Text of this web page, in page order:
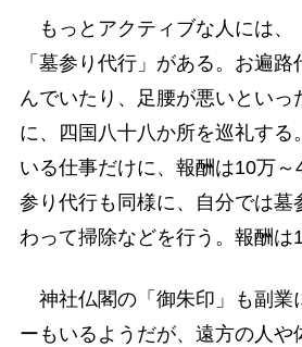
もっとアクティブな人には、
「墓参り代行」がある。お遍
んでいたり、足腰が悪いといっ
に、四国八十八か所を巡礼する
いる仕事だけに、報酬は10万
参り代行も同様に、自分では墓
わって掃除などを行う。報酬は
神社仏閣の「御朱印」も副業
ーもいるようだが、遠方の人や